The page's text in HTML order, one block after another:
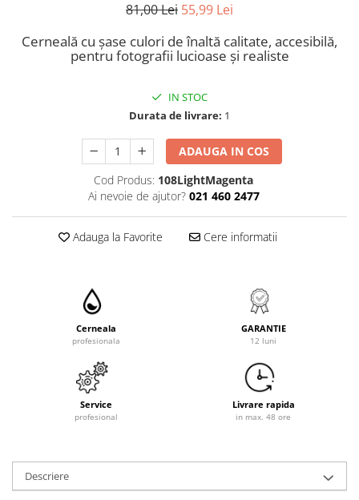
Cartuse originale
81,00 Lei 55,99 Lei
Cerneală cu șase culori de înaltă calitate, accesibilă,
pentru fotografii lucioase și realiste
IN STOC
Durata de livrare: 1
ADAUGA IN COS
Cod Produs: 108LightMagenta
Ai nevoie de ajutor? 021 460 2477
Adauga la Favorite Cere informatii
Cerneala
profesionala
GARANTIE
12 luni
Service
profesional
Livrare rapida
in max. 48 ore
Descriere